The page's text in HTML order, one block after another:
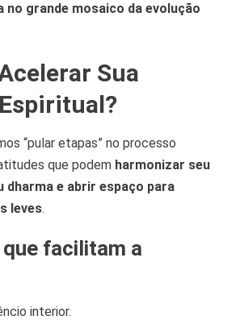
no grande mosaico da evolução
Sua
“pular etapas” no processo
que podem harmonizar seu
dharma e abrir espaço para
leves.
facilitam a
interior.